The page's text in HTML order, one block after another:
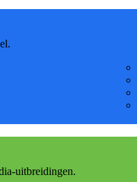
uitbreidingen.